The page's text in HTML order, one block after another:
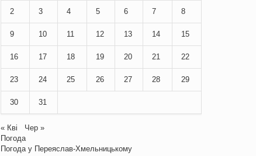
2 3 4 5 6 7 8
9 10 11 12 13 14 15
16 17 18 19 20 21 22
23 24 25 26 27 28 29
30 31
« Кві
Чер »
Погода
Погода у Переяслав-Хмельницькому